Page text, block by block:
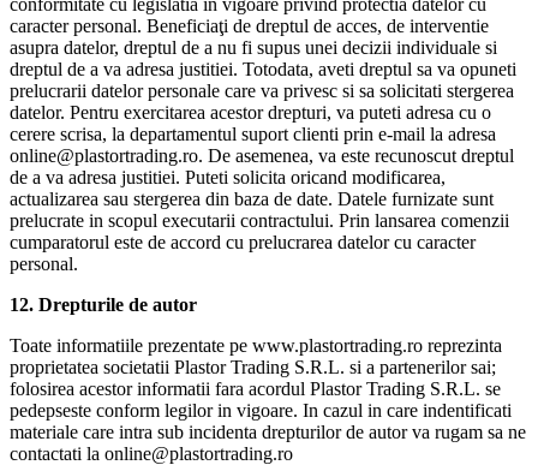
caracter personal. Beneficiaţi de dreptul de acces, de interventie
asupra datelor, dreptul de a nu fi supus unei decizii individuale si
dreptul de a va adresa justitiei. Totodata, aveti dreptul sa va opuneti
prelucrarii datelor personale care va privesc si sa solicitati stergerea
datelor. Pentru exercitarea acestor drepturi, va puteti adresa cu o
cerere scrisa, la departamentul suport clienti prin e-mail la adresa
online@plastortrading.ro. De asemenea, va este recunoscut dreptul
de a va adresa justitiei. Puteti solicita oricand modificarea,
actualizarea sau stergerea din baza de date. Datele furnizate sunt
prelucrate in scopul executarii contractului. Prin lansarea comenzii
cumparatorul este de accord cu prelucrarea datelor cu caracter
personal.
12. Drepturile de autor
Toate informatiile prezentate pe www.plastortrading.ro reprezinta
proprietatea societatii Plastor Trading S.R.L. si a partenerilor sai;
folosirea acestor informatii fara acordul Plastor Trading S.R.L. se
pedepseste conform legilor in vigoare. In cazul in care indentificati
materiale care intra sub incidenta drepturilor de autor va rugam sa ne
contactati la online@plastortrading.ro